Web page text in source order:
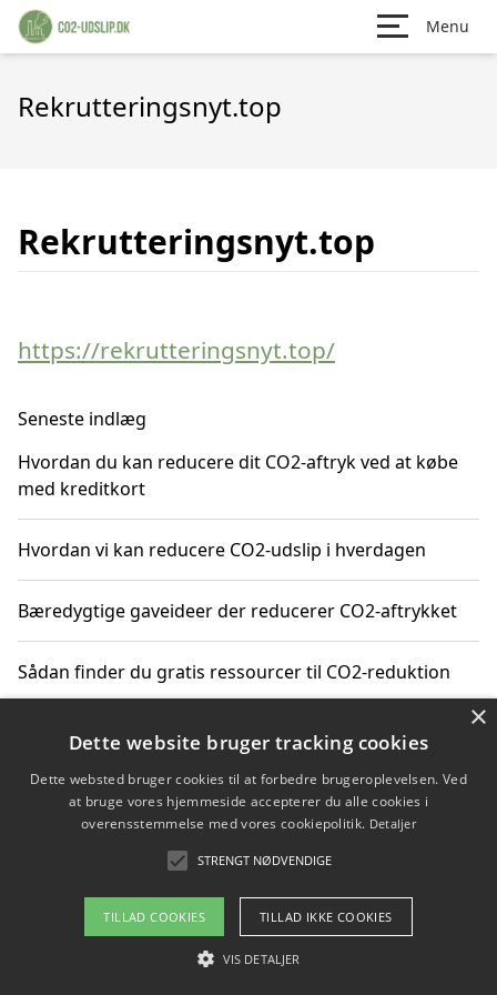
Menu
Rekrutteringsnyt.top
Rekrutteringsnyt.top
https://rekrutteringsnyt.top/
Seneste indlæg
Hvordan du kan reducere dit CO2-aftryk ved at købe
med kreditkort
Hvordan vi kan reducere CO2-udslip i hverdagen
Bæredygtige gaveideer der reducerer CO2-aftrykket
Sådan finder du gratis ressourcer til CO2-reduktion
Hvordan gadgets til hjemmet kan reducere CO2-udslip
Copyright 2026 - Pilanto Aps
Om / kontakt
Blog Betingelser
×
Dette website bruger tracking cookies
Dette websted bruger cookies til at forbedre brugeroplevelsen. Ved
at bruge vores hjemmeside accepterer du alle cookies i
overensstemmelse med vores cookiepolitik. Detaljer
STRENGT NØDVENDIGE
TILLAD COOKIES TILLAD IKKE COOKIES
VIS DETALJER